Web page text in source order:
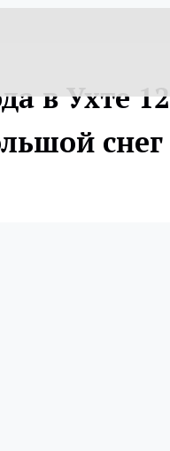
в Ухте
снег